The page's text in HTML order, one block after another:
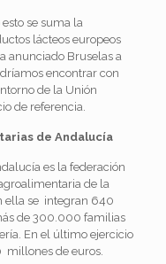
se suma la
lácteos europeos
anunciado Bruselas a
encontrar con
de la Unión
de referencia.
de Andalucía
es la federación
de la
ella se integran 640
de 300.000 familias
En el último ejercicio
millones de euros.